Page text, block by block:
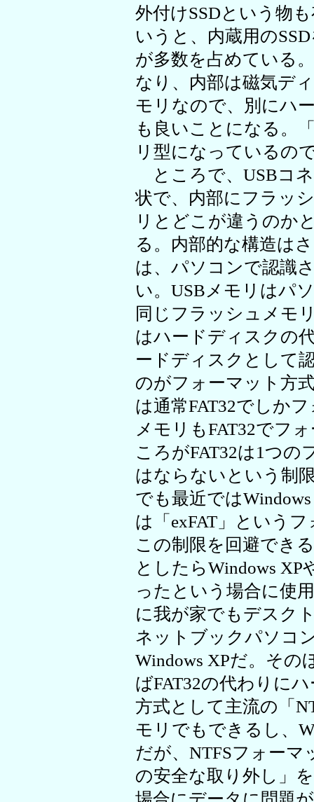
外付けSSDという物
いうと、内蔵用の
が多数を占めている
なり、内部は磁気デ
モリなので、別にハ
も良いことになる。
リ型になっているの
ところで、USBコ
状で、内部にフラッ
リとどこが違うのか
る。内部的な構造は
は、パソコンで認識
い。USBメモリはパ
同じフラッシュメモ
はハードディスクの
ードディスクとして
のがフォーマット方
は通常FAT32でしか
メモリもFAT32でフ
ころがFAT32は1つの
はならないという制
でも最近では
は「exFAT」という
この制限を回避でき
としたらWindows XP
ったという場合に使
に我が家でもデスク
ネットブックパソコ
Windows XPだ。その
ばFAT32の代わりに
方式として主流の「
モリでもできるし、
だが、NTFSフォー
の安全な取り外し」